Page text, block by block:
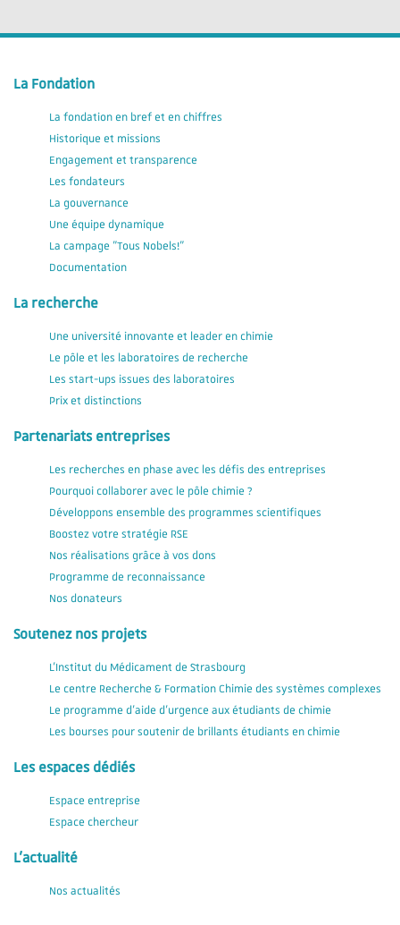
La Fondation
La fondation en bref et en chiffres
Historique et missions
Engagement et transparence
Les fondateurs
La gouvernance
Une équipe dynamique
La campage "Tous Nobels!"
Documentation
La recherche
Une université innovante et leader en chimie
Le pôle et les laboratoires de recherche
Les start-ups issues des laboratoires
Prix et distinctions
Partenariats entreprises
Les recherches en phase avec les défis des entreprises
Pourquoi collaborer avec le pôle chimie ?
Développons ensemble des programmes scientifiques
Boostez votre stratégie RSE
Nos réalisations grâce à vos dons
Programme de reconnaissance
Nos donateurs
Soutenez nos projets
L'Institut du Médicament de Strasbourg
Le centre Recherche & Formation Chimie des systèmes complexes
Le programme d'aide d'urgence aux étudiants de chimie
Les bourses pour soutenir de brillants étudiants en chimie
Les espaces dédiés
Espace entreprise
Espace chercheur
L'actualité
Nos actualités